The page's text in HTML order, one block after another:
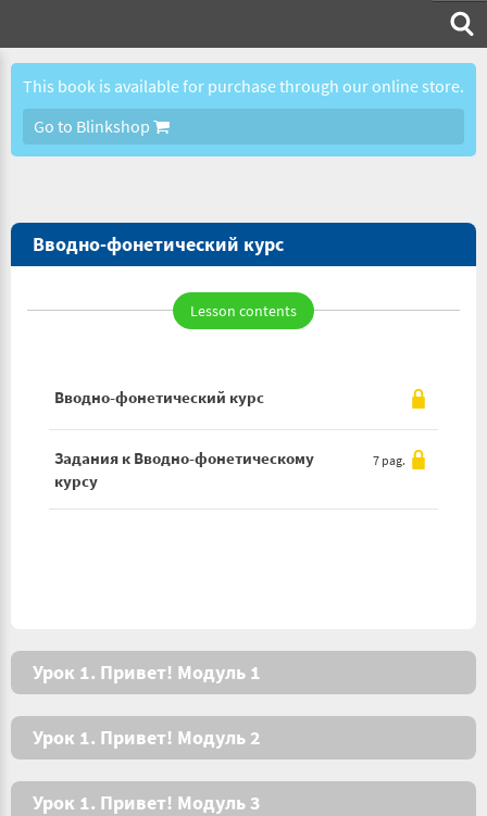
This book is available for purchase through our online store.
Go to Blinkshop
Вводно-фонетический курс
Lesson contents
Вводно-фонетический курс
Задания к Вводно-фонетическому
курсу
7 pag.
Урок 1. Привет! Модуль 1
Урок 1. Привет! Модуль 2
Урок 1. Привет! Модуль 3